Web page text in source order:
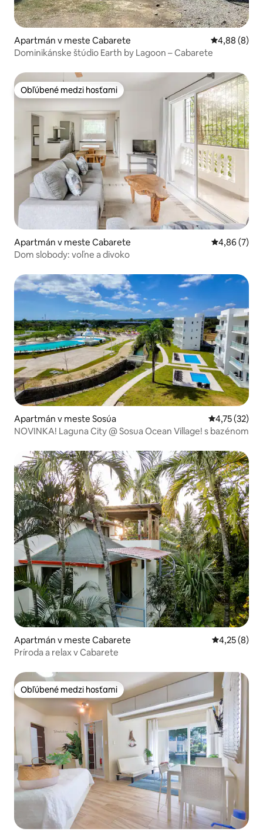
Apartmán v meste Cabarete Priemerné
4,88 (8)
Dominikánske štúdio Earth by Lagoon – Cabarete
Obľúbené medzi hosťami
Obľúbené medzi hosťami
Apartmán v meste Cabarete Priemerné
4,86 (7)
Dom slobody: voľne a divoko
Apartmán v meste Sosúa Priemerné
4,75 (32)
NOVINKA! Laguna City @ Sosua Ocean Village! s bazénom
Apartmán v meste Cabarete Priemerné
4,25 (8)
Príroda a relax v Cabarete
Obľúbené medzi hosťami
Obľúbené medzi hosťami